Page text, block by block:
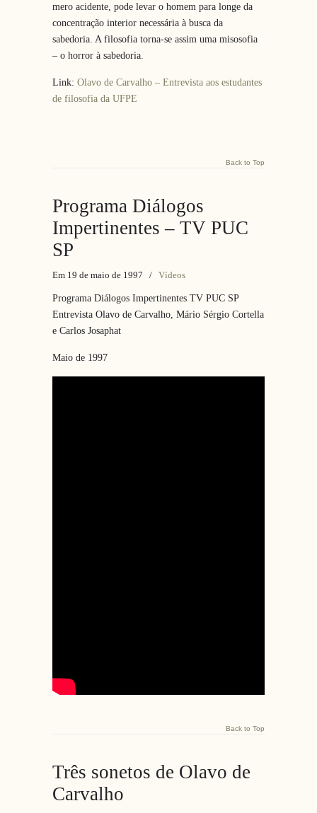
mero acidente, pode levar o homem para longe da
concentração interior necessária à busca da
sabedoria. A filosofia torna-se assim uma misosofia
– o horror à sabedoria.
Link: Olavo de Carvalho – Entrevista aos estudantes
de filosofia da UFPE
Back to Top
Programa Diálogos
Impertinentes – TV PUC
SP
Em 19 de maio de 1997 / Vídeos
Programa Diálogos Impertinentes TV PUC SP
Entrevista Olavo de Carvalho, Mário Sérgio Cortella
e Carlos Josaphat
Maio de 1997
Back to Top
Três sonetos de Olavo de
Carvalho